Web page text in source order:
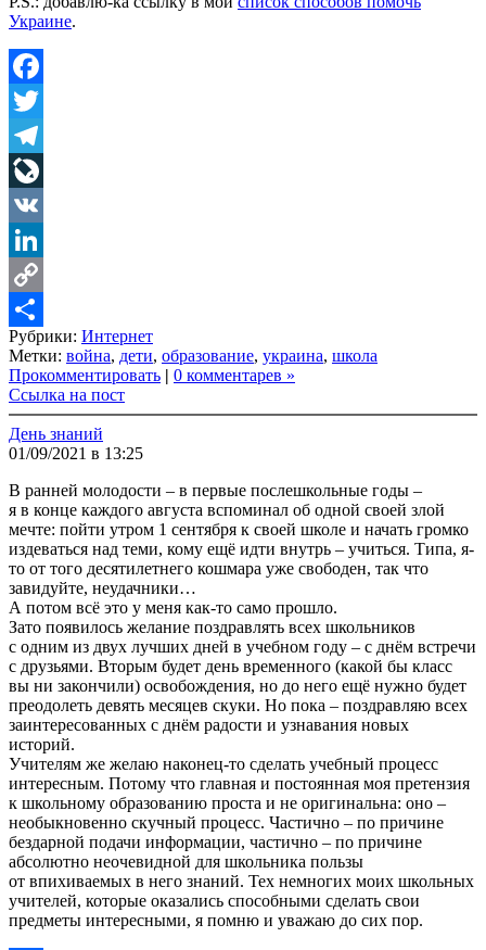
Украине.
Facebook
Twitter
Telegram
LiveJournal
VK
LinkedIn
Copy
Link
Share
Рубрики: Интернет
Метки: война, дети, образование, украина, школа
Прокомментировать | 0 комментарев »
Ссылка на пост
День знаний
01/09/2021 в 13:25
В ранней молодости – в первые послешкольные годы –
я в конце каждого августа вспоминал об одной своей злой
мечте: пойти утром 1 сентября к своей школе и начать громко
издеваться над теми, кому ещё идти внутрь – учиться. Типа, я-
то от того десятилетнего кошмара уже свободен, так что
завидуйте, неудачники…
А потом всё это у меня как-то само прошло.
Зато появилось желание поздравлять всех школьников
с одним из двух лучших дней в учебном году – с днём встречи
с друзьями. Вторым будет день временного (какой бы класс
вы ни закончили) освобождения, но до него ещё нужно будет
преодолеть девять месяцев скуки. Но пока – поздравляю всех
заинтересованных с днём радости и узнавания новых
историй.
Учителям же желаю наконец-то сделать учебный процесс
интересным. Потому что главная и постоянная моя претензия
к школьному образованию проста и не оригинальна: оно –
необыкновенно скучный процесс. Частично – по причине
бездарной подачи информации, частично – по причине
абсолютно неочевидной для школьника пользы
от впихиваемых в него знаний. Тех немногих моих школьных
учителей, которые оказались способными сделать свои
предметы интересными, я помню и уважаю до сих пор.